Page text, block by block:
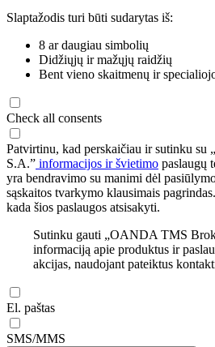
Slaptažodis turi būti sudarytas iš:
8 ar daugiau simbolių
Didžiųjų ir mažųjų raidžių
Bent vieno skaitmenų ir
Check all consents
Patvirtinu, kad perskaičiau ir sutinku
S.A.” informacijos ir švietimo paslaugų
yra bendravimo su manimi dėl
sąskaitos tvarkymo klausimais
kada šios paslaugos atsisakyti.
Sutinku gauti „OANDA TMS
informaciją apie produktus ir
akcijas, naudojant pateiktus
El. paštas
SMS/MMS